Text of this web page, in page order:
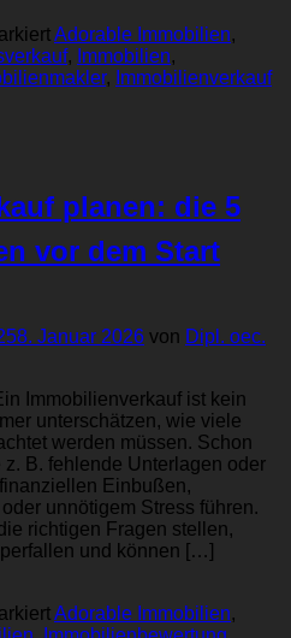
Adorable Immobilien,
, Immobilien,
, Immobilienverkauf
planen: die 5
vor dem Start
8. Januar 2026 von Dipl. oec.
Immobilienverkauf ist kein
unterschätzen, wie viele
werden müssen. Schon
B. fehlende Unterlagen oder
Einbußen,
unnötigem Stress führen.
richtigen Fragen stellen,
und können […]
Adorable Immobilien,